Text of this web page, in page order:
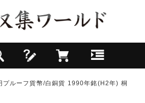
プルーフ貨幣/白銅貨 1990年銘(H2年) 桐